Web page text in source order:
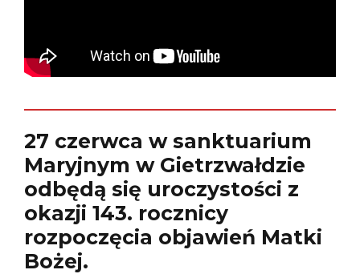
27 czerwca w sanktuarium
Maryjnym w Gietrzwałdzie
odbędą się uroczystości z
okazji 143. rocznicy
rozpoczęcia objawień Matki
Bożej.